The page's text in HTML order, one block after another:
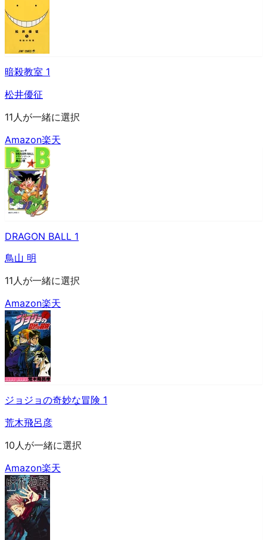
暗殺教室 1
松井優征
11人が一緒に選択
Amazon楽天
DRAGON BALL 1
鳥山 明
11人が一緒に選択
Amazon楽天
ジョジョの奇妙な冒険 1
荒木飛呂彦
10人が一緒に選択
Amazon楽天